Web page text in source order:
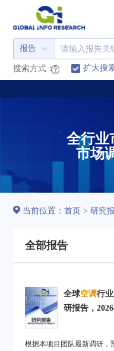
报告
搜索方式： 扩大搜
全行业
市场
当前位置：首页> 研究
全部报告
全球空调行
研报告，
根据本项目团队最新调研，